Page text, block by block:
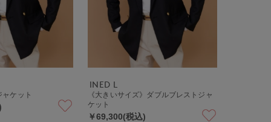
ケット
INED L
《大きいサイズ》ダブルブレストジャ
ケット
￥69,300(税込)